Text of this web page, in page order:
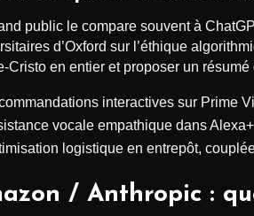
public le compare souvent à
d’Oxford sur l’éthique
Cristo en entier et proposer un
interactives sur Prime
vocale empathique dans
logistique en entrepôt,
/ Anthropic :